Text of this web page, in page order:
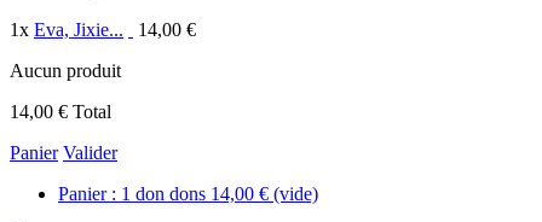
1x Eva, Jixie...
14,00 €
Aucun produit
14,00 € Total
Panier Valider
Panier : 1 don dons 14,00 € (vide)